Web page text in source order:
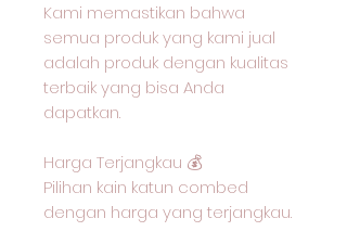
Kami memastikan bahwa
semua produk yang kami jual
adalah produk dengan kualitas
terbaik yang bisa Anda
dapatkan.
Harga Terjangkau 💰
Pilihan kain katun combed
dengan harga yang terjangkau.